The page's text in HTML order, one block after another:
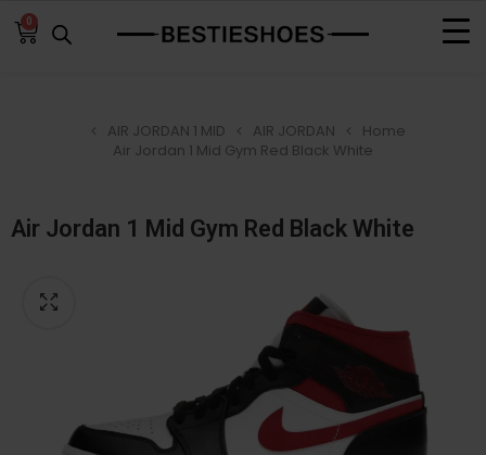
0
Home
AIR JORDAN
AIR JORDAN 1 MID
Air Jordan 1 Mid Gym Red Black White
Air Jordan 1 Mid Gym Red Black White